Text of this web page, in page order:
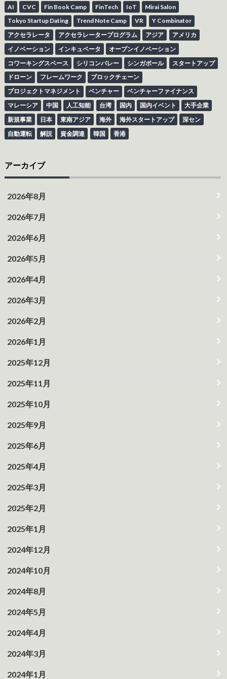
AI CVC Fin Book Camp FinTech IoT
Mirai Salon
Tokyo Startup Dating
Trend Note Camp VR
Y Combinator
アクセラレータ
アクセラレータープログラム アジア
アメリカ
イノベーション
インキュベータ
オープンイノベーション
コワーキングスペース
シリコンバレー シンガポール
スタートアップ
ドローン
フレームワーク
ブロックチェーン
プロジェクトマネジメント
ベンチャー
ベンチャーファイナンス
マレーシア
中国 人工知能 台湾 国内 国内イベント
大手企業
新規事業
日本 東南アジア 海外 海外スタートアップ
深セン
自動運転
解説 資金調達 韓国 香港
アーカイブ
2026年8月
2026年7月
2026年6月
2026年5月
2026年4月
2026年3月
2026年2月
2026年1月
2025年12月
2025年11月
2025年10月
2025年9月
2025年6月
2025年4月
2025年3月
2025年2月
2025年1月
2024年12月
2024年10月
2024年8月
2024年5月
2024年4月
2024年3月
2024年1月